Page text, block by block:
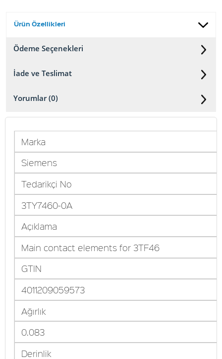
Ürün Özellikleri
Ödeme Seçenekleri
İade ve Teslimat
Yorumlar (0)
Marka
Siemens
Tedarikçi No
3TY7460-0A
Açıklama
Main contact elements for 3TF46
GTIN
4011209059573
Ağırlık
0.083
Derinlik